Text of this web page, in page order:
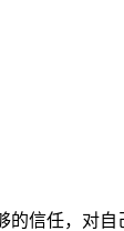
信任，对自